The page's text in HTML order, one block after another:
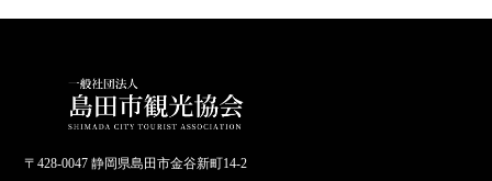
〒428-0047 静岡県島田市金谷新町14-2